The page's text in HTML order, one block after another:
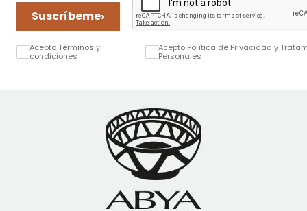
Suscríbeme›
Acepto Términos y
condiciones
Acepto Política de Privacidad y
Personales